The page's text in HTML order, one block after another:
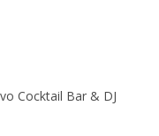
Cocktail Bar & DJ